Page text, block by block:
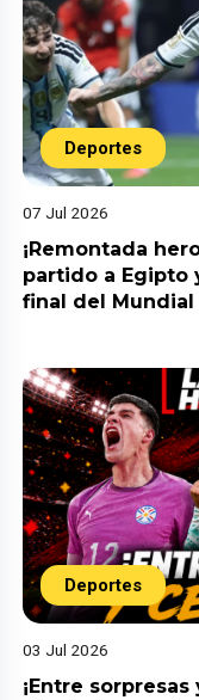
Deportes
07 Jul 2026
¡Remontada
partido a Egipto
final del Mundial
Deportes
03 Jul 2026
¡Entre